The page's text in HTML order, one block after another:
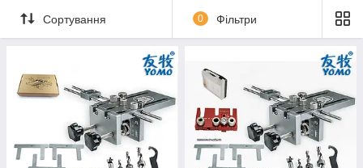
Сортування 0 Фільтри